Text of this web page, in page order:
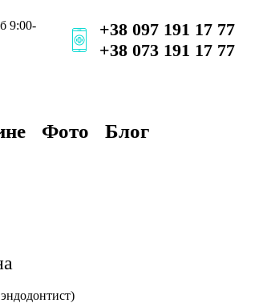
9:00-
+38 097 191 17 77
+38 073 191 17 77
Фото
Блог